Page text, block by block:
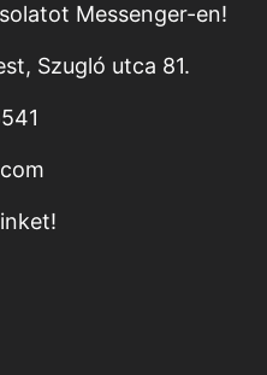
Messenger-en!
Szugló utca 81.